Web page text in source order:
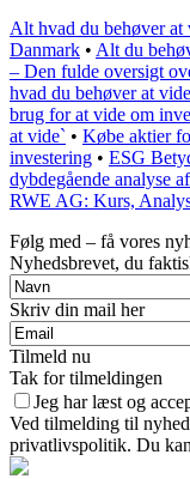
Alt hvad du behøver at
Danmark • Alt du
– Den fulde oversigt
hvad du behøver at vide
brug for at vide om
at vide` • Købe aktier
investering • ESG
dybdegående analyse
RWE AG: Kurs,
Følg med – få vores
Nyhedsbrevet, du
Skriv din mail her
Tilmeld nu
Tak for tilmeldingen
Jeg har læst og
Ved tilmelding til
privatlivspolitik. Du